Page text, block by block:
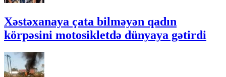
Xəstəxanaya çata bilməyən qadın
körpəsini motosikletdə dünyaya gətirdi